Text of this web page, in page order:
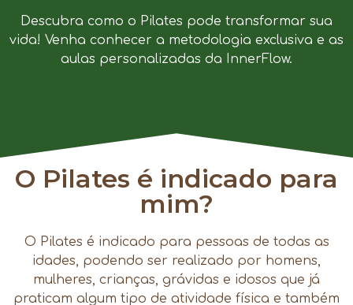
Descubra como o Pilates pode transformar sua
vida! Venha conhecer a metodologia exclusiva e as
aulas personalizadas da InnerFlow.
O Pilates é indicado para
mim?
O Pilates é indicado para pessoas de todas as
idades, podendo ser realizado por homens,
mulheres, crianças, grávidas e idosos que já
praticam algum tipo de atividade física e também